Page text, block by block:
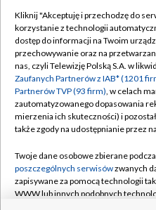
Abonament TVP
Emisja w TVP
Centrum informacji TVP
Naziemna Telewizja
Rada Programowa
System NOS
Polityka
Kliknij "Akceptuję i przechodzę do
korzystanie z technologii
dostęp do informacji na Twoim
przechowywanie oraz na
nas, czyli Telewizję Polską S.A. w
Zaufanych Partnerów z IAB* (1201
Partnerów TVP (93 firm), w celach
zautomatyzowanego dopasowania
mierzenia ich skuteczności) i
także zgody na udostępnianie przez
Twoje dane osobowe zbierane
poszczególnych serwisówzwanych
zapisywane za pomocą technologii
WWW lub innych podobnych